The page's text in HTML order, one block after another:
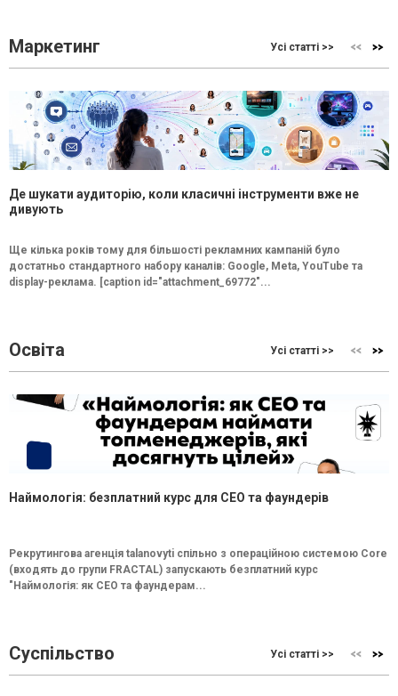
Маркетинг Усі статті >>
Де шукати аудиторію, коли класичні інструменти вже не
дивують
Ще кілька років тому для більшості рекламних кампаній було
достатньо стандартного набору каналів: Google, Meta, YouTube та
display-реклама. [caption id="attachment_69772"...
Освіта Усі статті >>
Наймологія: безплатний курс для CEO та фаундерів
Рекрутингова агенція talanovyti спільно з операційною системою Core
(входять до групи FRACTAL) запускають безплатний курс
"Наймологія: як СEO та фаундерам...
Суспільство Усі статті >>